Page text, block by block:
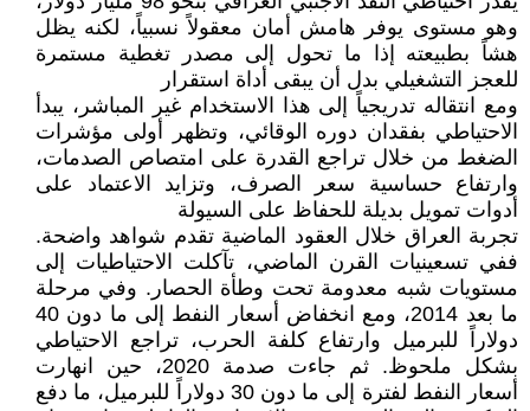
وهو مستوى يوفر هامش أمان معقولاً نسبياً، لكنه يظل
هشاً بطبيعته إذا ما تحول إلى مصدر تغطية مستمرة
للعجز التشغيلي بدل أن يبقى أداة استقرار
ومع انتقاله تدريجياً إلى هذا الاستخدام غير المباشر، يبدأ
الاحتياطي بفقدان دوره الوقائي، وتظهر أولى مؤشرات
الضغط من خلال تراجع القدرة على امتصاص الصدمات،
وارتفاع حساسية سعر الصرف، وتزايد الاعتماد على
أدوات تمويل بديلة للحفاظ على السيولة
تجربة العراق خلال العقود الماضية تقدم شواهد واضحة.
ففي تسعينيات القرن الماضي، تآكلت الاحتياطيات إلى
مستويات شبه معدومة تحت وطأة الحصار. وفي مرحلة
ما بعد 2014، ومع انخفاض أسعار النفط إلى ما دون 40
دولاراً للبرميل وارتفاع كلفة الحرب، تراجع الاحتياطي
بشكل ملحوظ. ثم جاءت صدمة 2020، حين انهارت
أسعار النفط لفترة إلى ما دون 30 دولاراً للبرميل، ما دفع